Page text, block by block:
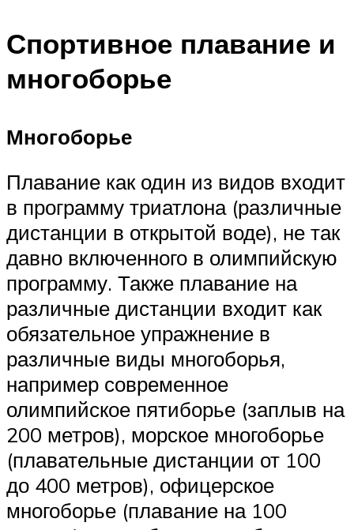
Спортивное плавание и
многоборье
Многоборье
Плавание как один из видов входит
в программу триатлона (различные
дистанции в открытой воде), не так
давно включенного в олимпийскую
программу. Также плавание на
различные дистанции входит как
обязательное упражнение в
различные виды многоборья,
например современное
олимпийское пятиборье (заплыв на
200 метров), морское многоборье
(плавательные дистанции от 100
до 400 метров), офицерское
многоборье (плавание на 100